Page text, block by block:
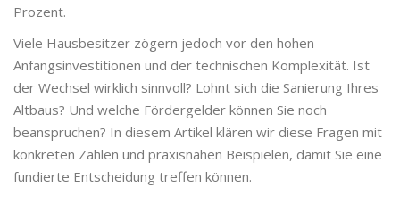
Prozent.
Viele Hausbesitzer zögern jedoch vor den hohen
Anfangsinvestitionen und der technischen Komplexität. Ist
der Wechsel wirklich sinnvoll? Lohnt sich die Sanierung Ihres
Altbaus? Und welche Fördergelder können Sie noch
beanspruchen? In diesem Artikel klären wir diese Fragen mit
konkreten Zahlen und praxisnahen Beispielen, damit Sie eine
fundierte Entscheidung treffen können.